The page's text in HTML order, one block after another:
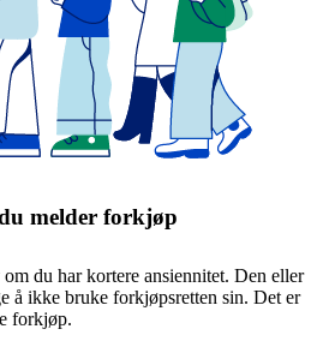
melder forkjøp
du har kortere ansiennitet. Den eller
å ikke bruke forkjøpsretten sin. Det er
forkjøp.